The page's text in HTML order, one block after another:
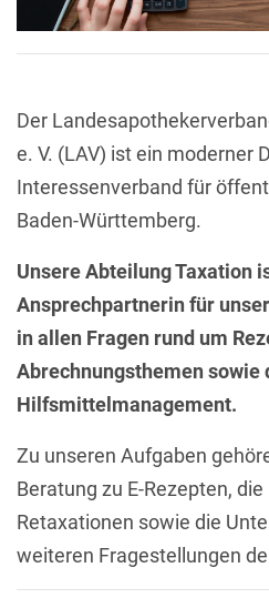
Der
e. V. (LAV) ist ein moderner
Interessenverband für
Baden-Württemberg.
Unsere Abteilung Taxation
Ansprechpartnerin für
in allen Fragen rund um
Abrechnungsthemen sowie
Hilfsmittelmanagement.
Zu unseren Aufgaben
Beratung zu E-Rezepten,
Retaxationen sowie die
weiteren Fragestellungen